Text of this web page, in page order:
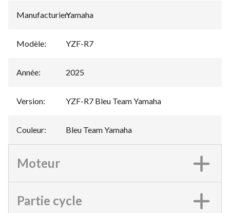
Manufacturier:
Yamaha
Modèle: YZF-R7
Année: 2025
Version: YZF-R7 Bleu Team Yamaha
Couleur: Bleu Team Yamaha
Moteur
Partie cycle